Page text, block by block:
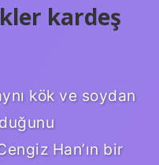
kardeş
kök ve soydan
Han’ın bir